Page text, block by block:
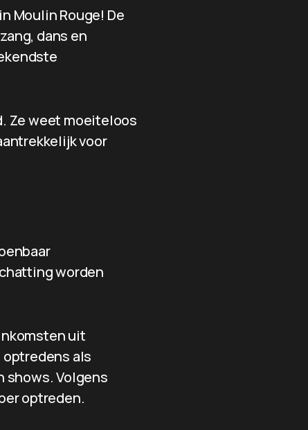
Moulin Rouge! De
dans en
Ze weet moeiteloos
voor
worden
uit
als
shows. Volgens
optreden.